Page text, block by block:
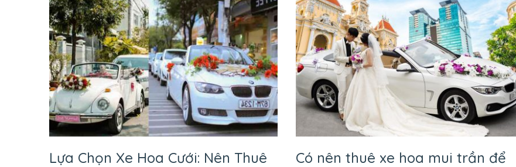
Lầm
Thường
Gặp
Và
Cách
Khắc
Phục
Cưới
Hoàn
Hảo
Lựa Chọn Xe Hoa Cưới: Nên Thuê
Có nên thuê xe hoa mui trần để